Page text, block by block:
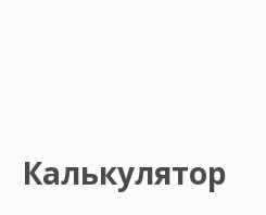
Калькулятор